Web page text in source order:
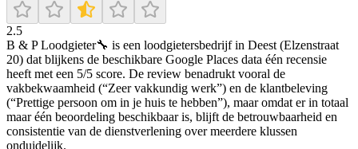
2.5
B & P Loodgieter🔧 is een loodgietersbedrijf in Deest (Elzenstraat
20) dat blijkens de beschikbare Google Places data één recensie
heeft met een 5/5 score. De review benadrukt vooral de
vakbekwaamheid (“Zeer vakkundig werk”) en de klantbeleving
(“Prettige persoon om in je huis te hebben”), maar omdat er in totaal
maar één beoordeling beschikbaar is, blijft de betrouwbaarheid en
consistentie van de dienstverlening over meerdere klussen
onduidelijk.